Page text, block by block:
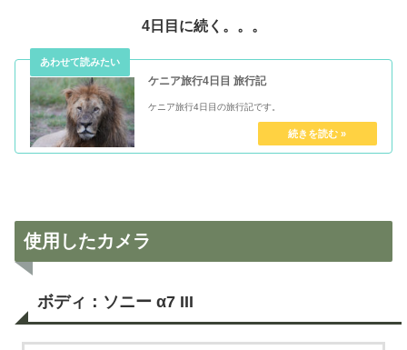
4日目に続く。。。
ケニア旅行4日目 旅行記
ケニア旅行4日目の旅行記です。
使用したカメラ
ボディ：ソニー α7 III